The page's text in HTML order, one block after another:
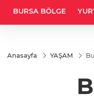
BURSA BÖLGE
Anasayfa YAŞAM